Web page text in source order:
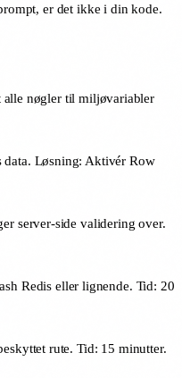
er det ikke i din kode.
alle nøgler til miljøvariabler
data. Løsning: Aktivér Row
server-side validering over.
Redis eller lignende. Tid: 20
rute. Tid: 15 minutter.